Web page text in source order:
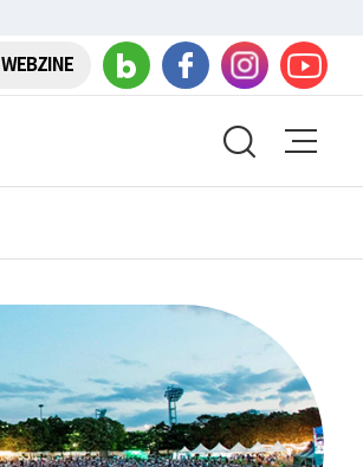
WEBZINE